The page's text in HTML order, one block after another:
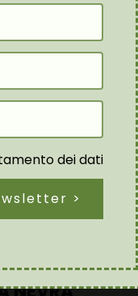
associazioni
associazioni e
al 5×1000.
dei dati
>